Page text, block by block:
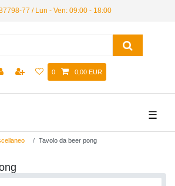
77 / Lun - Ven: 09:00 - 18:00
0 0,00 EUR
☰
Tavolo da beer pong